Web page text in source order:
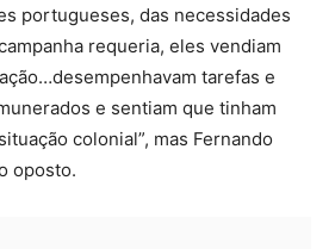
portugueses, das necessidades
requeria, eles vendiam
tarefas e
e sentiam que tinham
colonial”, mas Fernando
oposto.